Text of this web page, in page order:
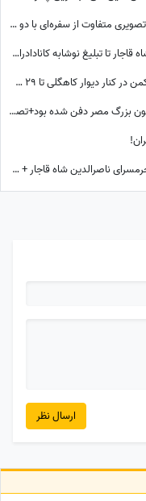
پشت‌پرده ضیافت مجلل اولین پادشاه عربستان؛ تصویری متفاوت از سفره‌ای با دو شتر کامل
قاب تاریخ امروز / از دوچرخه سواری مظفرالدین شاه قاجار تا تبلیغ نوشابه ‌کانادادرای و تصویر دیده نشده از جردن که کم از لس‌آنجلس نداره + عکس
از عکس یادگاری عروس و داماد نوجوان قجری ترکمن در کنار دیوار کاهگلی تا 29 سالگی مونیکا بلوچی با شال سفید پردار
جدیدترین گنجینه شگفت‌انگیزی که زیر معبد فرعون بزرگ مصر دفن شده بود+تصاویر/ معبد فراعنه بعد از هر اکتشاف حیرت‌انگیزتر میشه
تاریخ ایران؛ کشف عکس جامانده از زیباترین زن حرمسرای ناصرالدین شاه قاجار + عکس
ارسال نظر